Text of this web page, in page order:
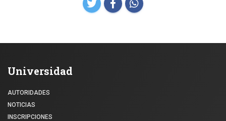
Universidad
AUTORIDADES
NOTICIAS
INSCRIPCIONES